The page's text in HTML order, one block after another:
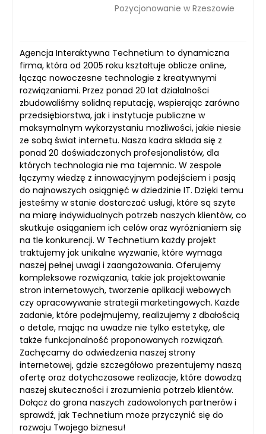
Pozycjonowanie w Rzeszowie
Agencja Interaktywna Technetium to dynamiczna
firma, która od 2005 roku kształtuje oblicze online,
łącząc nowoczesne technologie z kreatywnymi
rozwiązaniami. Przez ponad 20 lat działalności
zbudowaliśmy solidną reputację, wspierając zarówno
przedsiębiorstwa, jak i instytucje publiczne w
maksymalnym wykorzystaniu możliwości, jakie niesie
ze sobą świat internetu. Nasza kadra składa się z
ponad 20 doświadczonych profesjonalistów, dla
których technologia nie ma tajemnic. W zespole
łączymy wiedzę z innowacyjnym podejściem i pasją
do najnowszych osiągnięć w dziedzinie IT. Dzięki temu
jesteśmy w stanie dostarczać usługi, które są szyte
na miarę indywidualnych potrzeb naszych klientów, co
skutkuje osiąganiem ich celów oraz wyróżnianiem się
na tle konkurencji. W Technetium każdy projekt
traktujemy jak unikalne wyzwanie, które wymaga
naszej pełnej uwagi i zaangażowania. Oferujemy
kompleksowe rozwiązania, takie jak projektowanie
stron internetowych, tworzenie aplikacji webowych
czy opracowywanie strategii marketingowych. Każde
zadanie, które podejmujemy, realizujemy z dbałością
o detale, mając na uwadze nie tylko estetykę, ale
także funkcjonalność proponowanych rozwiązań.
Zachęcamy do odwiedzenia naszej strony
internetowej, gdzie szczegółowo prezentujemy naszą
ofertę oraz dotychczasowe realizacje, które dowodzą
naszej skuteczności i zrozumienia potrzeb klientów.
Dołącz do grona naszych zadowolonych partnerów i
sprawdź, jak Technetium może przyczynić się do
rozwoju Twojego biznesu!